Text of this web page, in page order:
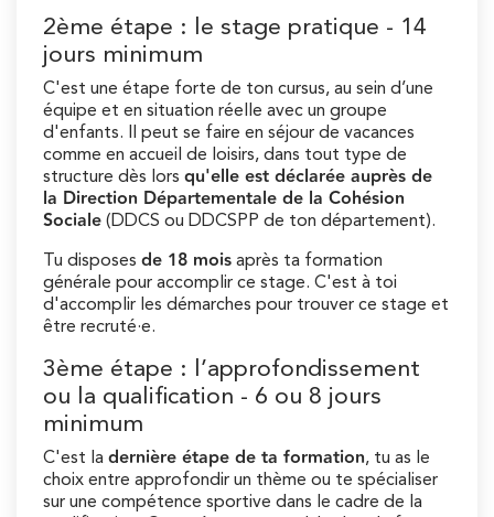
2ème étape : le stage pratique - 14
jours minimum
C'est une étape forte de ton cursus, au sein d’une
équipe et en situation réelle avec un groupe
d'enfants. Il peut se faire en séjour de vacances
comme en accueil de loisirs, dans tout type de
structure dès lors qu'elle est déclarée auprès de
la Direction Départementale de la Cohésion
Sociale (DDCS ou DDCSPP de ton département).
Tu disposes de 18 mois après ta formation
générale pour accomplir ce stage. C'est à toi
d'accomplir les démarches pour trouver ce stage et
être recruté·e.
3ème étape : l’approfondissement
ou la qualification - 6 ou 8 jours
minimum
C'est la dernière étape de ta formation, tu as le
choix entre approfondir un thème ou te spécialiser
sur une compétence sportive dans le cadre de la